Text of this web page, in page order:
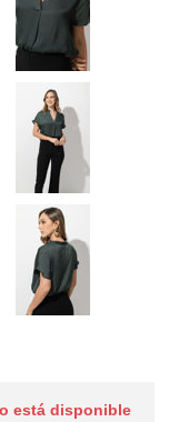
está disponible